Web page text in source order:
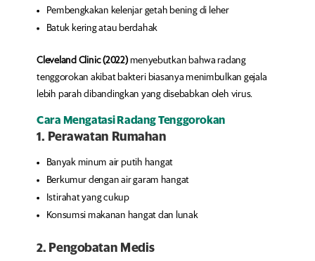
Pembengkakan kelenjar getah bening di leher
Batuk kering atau berdahak
Cleveland Clinic (2022)menyebutkan bahwa radang
tenggorokan akibat bakteri biasanya menimbulkan gejala
lebih parah dibandingkan yang disebabkan oleh virus.
Cara Mengatasi Radang Tenggorokan
1. Perawatan Rumahan
Banyak minum air putih hangat
Berkumur dengan air garam hangat
Istirahat yang cukup
Konsumsi makanan hangat dan lunak
2. Pengobatan Medis